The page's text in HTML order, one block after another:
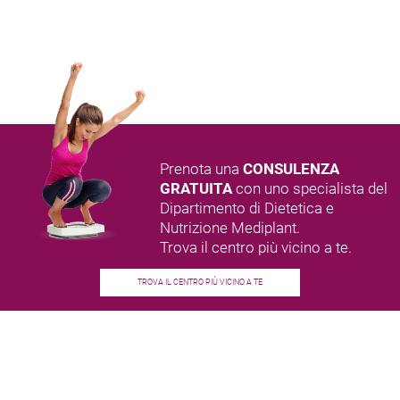
Prenota unaCONSULENZA
GRATUITAcon uno specialista del
Dipartimento di Dietetica e
Nutrizione Mediplant.
Trova il centro più vicino a te.
TROVA IL CENTRO PIÙ VICINO A TE